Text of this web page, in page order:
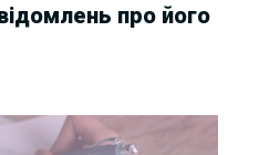
про його